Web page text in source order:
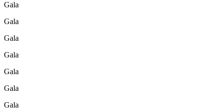
Gala
Gala
Gala
Gala
Gala
Gala
Gala